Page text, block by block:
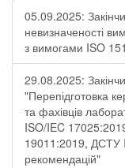
05.09.2025:
невизначеності
з вимогами ISO
29.08.2025:
"Перепідготовка
та фахівців
ISO/IEC
19011:2019, ДСТУ
рекомендацій"